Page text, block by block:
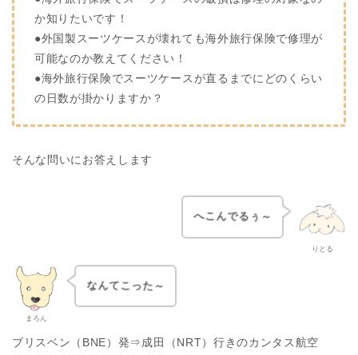
か知りたいです！
●外国製スーツケースが壊れても海外旅行保険で修理が
可能なのか教えてください！
●海外旅行保険でスーツケースが直るまでにどのくらい
の日数が掛かりますか？
そんな問いにお答えします
りとる
へこんでるぅ～
まろん
なんてこった～
ブリスベン（BNE）発⇒成田（NRT）行きのカンタス航空